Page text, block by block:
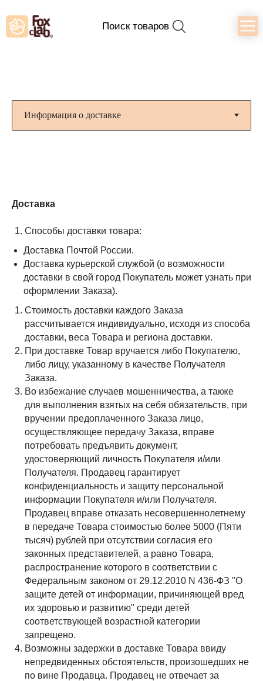
Поиск товаров
Доставка
Способы доставки товара:
Доставка Почтой России.
Доставка курьерской службой (о возможности
доставки в свой город Покупатель может узнать при
оформлении Заказа).
Стоимость доставки каждого Заказа
рассчитывается индивидуально, исходя из способа
доставки, веса Товара и региона доставки.
При доставке Товар вручается либо Покупателю,
либо лицу, указанному в качестве Получателя
Заказа.
Во избежание случаев мошенничества, а также
для выполнения взятых на себя обязательств, при
вручении предоплаченного Заказа лицо,
осуществляющее передачу Заказа, вправе
потребовать предъявить документ,
удостоверяющий личность Покупателя и/или
Получателя. Продавец гарантирует
конфиденциальность и защиту персональной
информации Покупателя и/или Получателя.
Продавец вправе отказать несовершеннолетнему
в передаче Товара стоимостью более 5000 (Пяти
тысяч) рублей при отсутствии согласия его
законных представителей, а равно Товара,
распространение которого в соответствии с
Федеральным законом от 29.12.2010 N 436-ФЗ "О
защите детей от информации, причиняющей вред
их здоровью и развитию" среди детей
соответствующей возрастной категории
запрещено.
Возможны задержки в доставке Товара ввиду
непредвиденных обстоятельств, произошедших не
по вине Продавца. Продавец не отвечает за